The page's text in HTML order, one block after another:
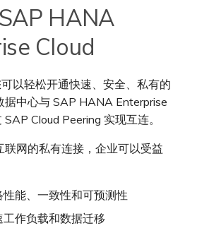
创建账户
强制多重身份验证
设置单点登录
邀请用户加入账户
提供技术支持联系方式
台
案现
接
将 Port 添加到 LAG
连
用设
）
案
AWS Transit Gateway 跨区
域路由
接
Azure MVE 连接
Google MVE 连接
其他 MVE 连接
Azure MVE 连接
Google MVE 连接
其他 MVE 连接
Azure MVE 连接
Google MVE 连接
其他 MVE 连接
Azure MVE 连接
Google MVE 连接
其他 MVE 连接
Azure MVE 连接
Google MVE 连接
其他 MVE 连接
Azure MVE 连接
Google MVE 连接
其他 MVE 连接
Azure MVE 连接
Google MVE 连接
其他 MVE 连接
查看连接设置
由功能 路由通告
路由汇总
配置 BGP 高级设置
与
6WIND 授权网络功能
规划部署
创建 MVE
创建 VXC
连接 MVE
规划部署
创建 MVE
创建 VXC
连接 MVE
终止 MVE
规划部署
创建 MVE
创建 VXC
连接 MVE
终止 MVE
规划部署
创建 MVE
创建 VXC
连接 MVE
终止 MVE
规划部署
创建 VXC
连接 MVE
终止 MVE
规划部署
创建 MVE
创建 VXC
连接 MVE
将 MPLS 与 SDCI 集成
规划部署
创建 MVE
创建 VXC
连接 MVE
终止 MVE
规划部署
创建 MVE
创建 VXC
连接 MVE
终止 MVE
Prisma SD-WAN
规划部署
创建 MVE
创建 VXC
连接 MVE
终止 MVE
规划部署
创建 MVE
创建 VXC
连接 MVE
终止 MVE
规划部署
创建 MVE
创建 VXC
连接 MVE
终止 MVE
加入 IX
AMS-IX 连接
France-IX 连接
更改合约 IX 的速率
迁移 IX
关闭 IX
终止 IX
MegaIX Looking Glass (路由
诊断)
BGP 社区
城域 ID
价与合
务
行
订购时的错误
容量错误
Port 延迟
Port 或 VXC 丢包
吞吐量与性能
VXC 连接性
MCR 路由
MCR BGP 会话中断
其他 MCR 问题
MVE 互联网连接
SD-WAN 管理连接
IX BGP 路由
IX BGP 会话中断
ExpressRoute 线路容量不足
HANA
Cloud
以轻松开通快速、安全、私有的
据中心与 SAP HANA Enterprise
Cloud Peering 实现互连。
联网的私有连接，企业可以受益
能、一致性和可预测性
作负载和数据迁移